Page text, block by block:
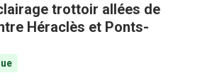
trottoir allées de
Héraclès et Ponts-